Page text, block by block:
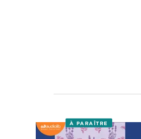
À PARAÎTRE